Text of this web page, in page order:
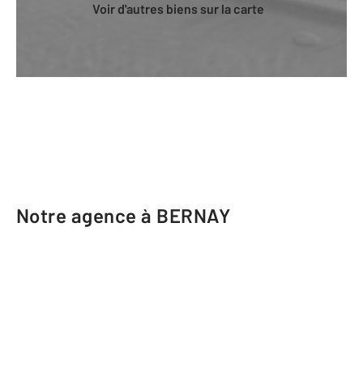
Voir d'autres biens sur la carte
Notre agence à BERNAY